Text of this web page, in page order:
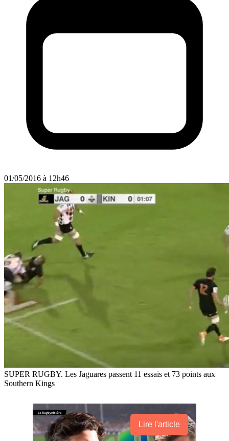
01/05/2016 à 12h46
SUPER RUGBY. Les Jaguares passent 11 essais et 73 points aux
Southern Kings
Lire l'article